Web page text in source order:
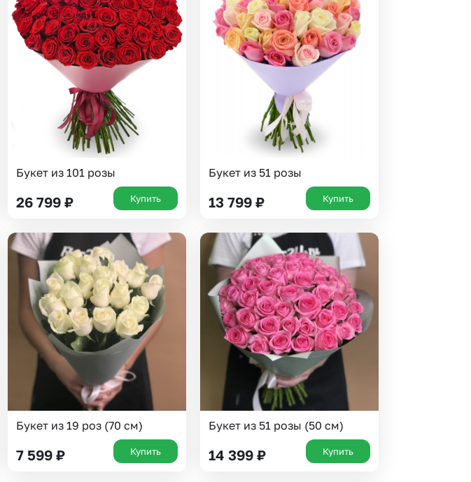
Insta букеты
Хиты продаж
Новинки
До 10000 рублей
Черная пятница
Все категории
Букет из 101 розы
26 799 ₽ Купить
Букет из 51 розы
13 799 ₽ Купить
Букет из 19 роз (70 см)
7 599 ₽ Купить
Букет из 51 розы (50 см)
14 399 ₽ Купить